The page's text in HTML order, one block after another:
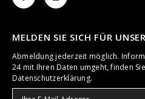
MELDEN SIE SICH FÜR
Abmeldung jederzeit möglich.
24 mit Ihren Daten umgeht, finden
Datenschutzerklärung.